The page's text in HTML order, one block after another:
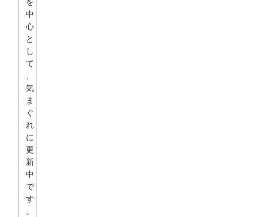
中
心
と
し
て
気
ま
ぐ
れ
に
更
新
中
で
す
。